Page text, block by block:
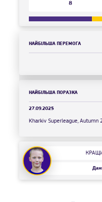
8
НАЙБІЛЬША ПЕРЕМОГА
НАЙБІЛЬША ПОРАЗКА
27.09.2025
Kharkiv Superleague,